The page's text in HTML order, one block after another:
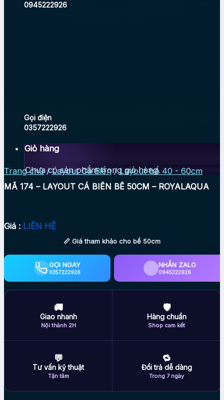
0945222926
Gọi điện
0357222926
Giỏ hàng
Chưa có sản phẩm trong giỏ hàng.
Trang chủ / Layout Cá Biển / Layout bể 40 - 60cm
MÃ 174 – LAYOUT CÁ BIỂN BỂ 50CM – ROYALAQUA
Giá : LIÊN HỆ
📏 Giá tham khảo cho bể 50cm
GỌI NGAY
0357222926
NHẮN ZALO
0945222926
🚚
Giao nhanh
Nội thành 2H
🛡
Hàng chuẩn
Shop cam kết
💬
Tư vấn kỹ thuật
Tận tâm
🔁
Đổi trả dễ dàng
Trong 7 ngày